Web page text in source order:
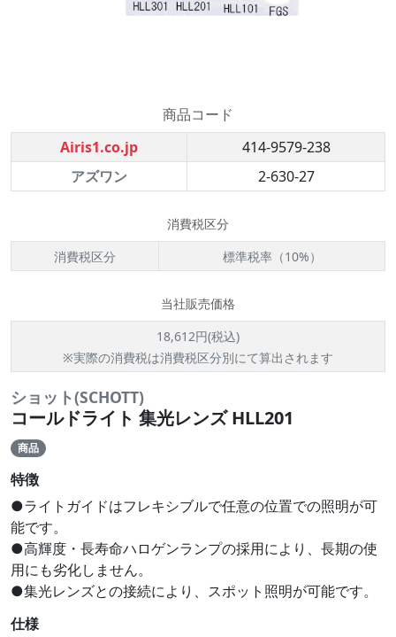
商品コード
Airis1.co.jp
414-9579-238
アズワン
2-630-27
消費税区分
消費税区分
標準税率（10%）
当社販売価格
18,612円(税込)
※実際の消費税は消費税区分別にて算出されます
ショット(SCHOTT)
コールドライト 集光レンズ HLL201
商品
特徴
●ライトガイドはフレキシブルで任意の位置での照明が可
能です。
●高輝度・長寿命ハロゲンランプの採用により、長期の使
用にも劣化しません。
●集光レンズとの接続により、スポット照明が可能です。
仕様